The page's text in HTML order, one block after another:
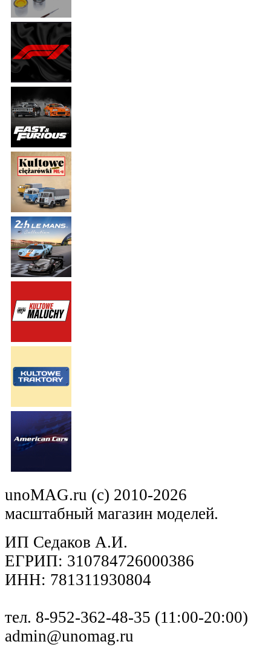
unoMAG.ru (c) 2010-2026
масштабный магазин моделей.
ИП Седаков А.И.
ЕГРИП: 310784726000386
ИНН: 781311930804
тел. 8-952-362-48-35 (11:00-20:00)
admin@unomag.ru